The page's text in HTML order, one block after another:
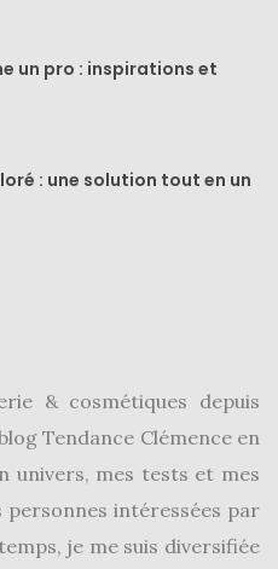
un pro : inspirations et
: une solution tout en un
& cosmétiques depuis
Tendance Clémence en
univers, mes tests et mes
intéressées par
je me suis diversifiée